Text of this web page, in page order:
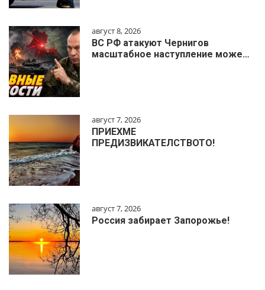
август 8, 2026
ВС РФ атакуют Чернигов
масштабное наступление може…
август 7, 2026
ПРИЕХМЕ
ПРЕДИЗВИКАТЕЛСТВОТО!
август 7, 2026
Россия забирает Запорожье!